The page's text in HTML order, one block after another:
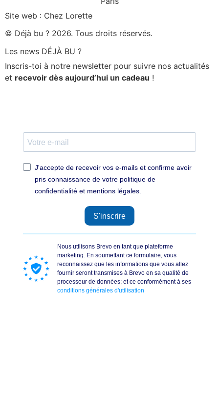
Site web : Chez Lorette
© Déjà bu ? 2026. Tous droits réservés.
Les news DÉJÀ BU ?
Inscris-toi à notre newsletter pour suivre nos actualités
et recevoir dès aujourd’hui un cadeau !
J'accepte de recevoir vos e-mails et confirme avoir
pris connaissance de votre politique de
confidentialité et mentions légales.
S'inscrire
Nous utilisons Brevo en tant que plateforme
marketing. En soumettant ce formulaire, vous
reconnaissez que les informations que vous allez
fournir seront transmises à Brevo en sa qualité de
processeur de données; et ce conformément à ses
conditions générales d'utilisation